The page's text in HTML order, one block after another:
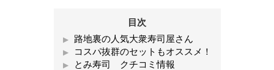
目次
路地裏の人気大衆寿司屋さん
コスパ抜群のセットもオススメ！
とみ寿司 クチコミ情報